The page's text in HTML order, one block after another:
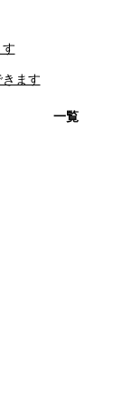
ます
一覧